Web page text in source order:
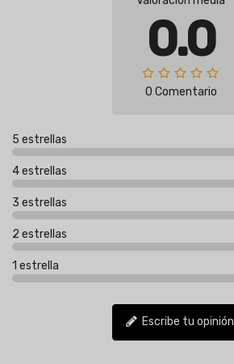
0.0
0 Comentario
5 estrellas
4 estrellas
3 estrellas
2 estrellas
1 estrella
Escribe tu opinión